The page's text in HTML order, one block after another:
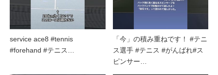
service ace8 #tennis
#forehand #テニス…
「今」の積み重ねです！ #テニ
ス選手 #テニス #がんばれ#ス
ピンサー…